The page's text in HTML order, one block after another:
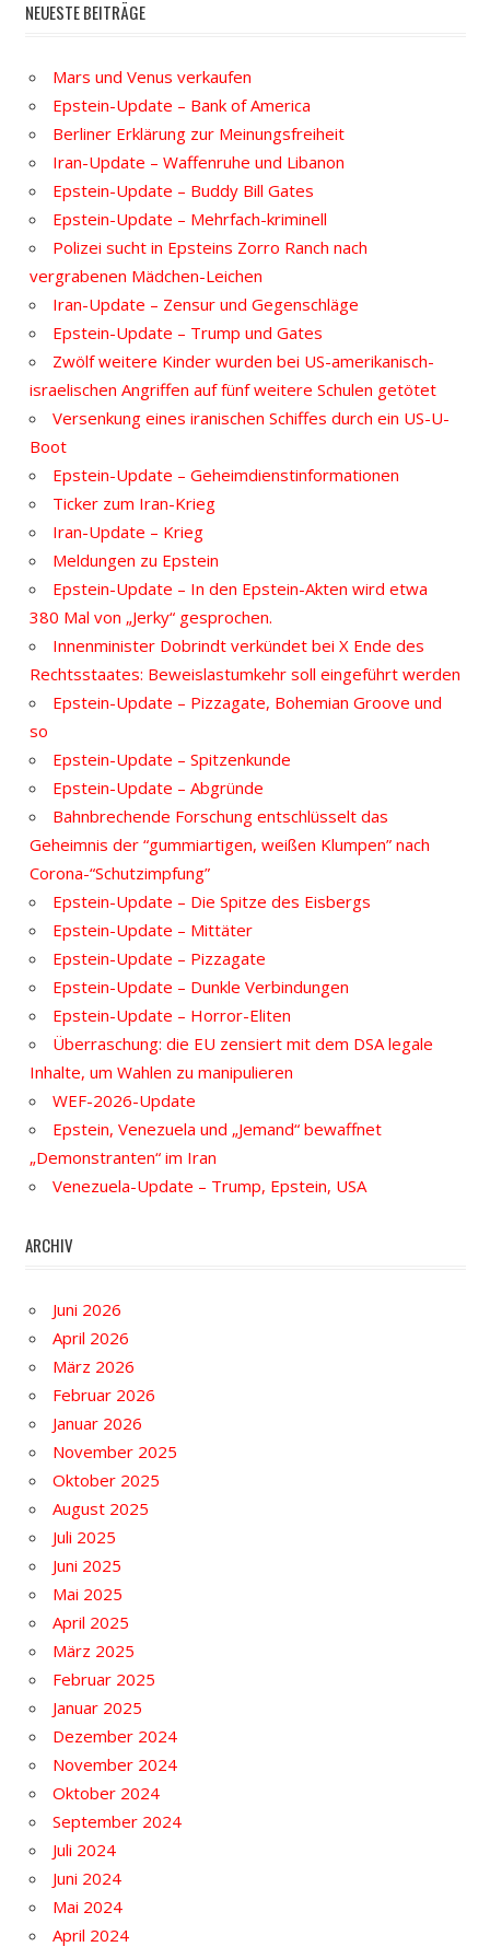
NEUESTE BEITRÄGE
Mars und Venus verkaufen
Epstein-Update – Bank of America
Berliner Erklärung zur Meinungsfreiheit
Iran-Update – Waffenruhe und Libanon
Epstein-Update – Buddy Bill Gates
Epstein-Update – Mehrfach-kriminell
Polizei sucht in Epsteins Zorro Ranch nach
vergrabenen Mädchen-Leichen
Iran-Update – Zensur und Gegenschläge
Epstein-Update – Trump und Gates
Zwölf weitere Kinder wurden bei US-amerikanisch-
israelischen Angriffen auf fünf weitere Schulen getötet
Versenkung eines iranischen Schiffes durch ein US-U-
Boot
Epstein-Update – Geheimdienstinformationen
Ticker zum Iran-Krieg
Iran-Update – Krieg
Meldungen zu Epstein
Epstein-Update – In den Epstein-Akten wird etwa
380 Mal von „Jerky“ gesprochen.
Innenminister Dobrindt verkündet bei X Ende des
Rechtsstaates: Beweislastumkehr soll eingeführt werden
Epstein-Update – Pizzagate, Bohemian Groove und
so
Epstein-Update – Spitzenkunde
Epstein-Update – Abgründe
Bahnbrechende Forschung entschlüsselt das
Geheimnis der “gummiartigen, weißen Klumpen” nach
Corona-“Schutzimpfung”
Epstein-Update – Die Spitze des Eisbergs
Epstein-Update – Mittäter
Epstein-Update – Pizzagate
Epstein-Update – Dunkle Verbindungen
Epstein-Update – Horror-Eliten
Überraschung: die EU zensiert mit dem DSA legale
Inhalte, um Wahlen zu manipulieren
WEF-2026-Update
Epstein, Venezuela und „Jemand“ bewaffnet
„Demonstranten“ im Iran
Venezuela-Update – Trump, Epstein, USA
ARCHIV
Juni 2026
April 2026
März 2026
Februar 2026
Januar 2026
November 2025
Oktober 2025
August 2025
Juli 2025
Juni 2025
Mai 2025
April 2025
März 2025
Februar 2025
Januar 2025
Dezember 2024
November 2024
Oktober 2024
September 2024
Juli 2024
Juni 2024
Mai 2024
April 2024